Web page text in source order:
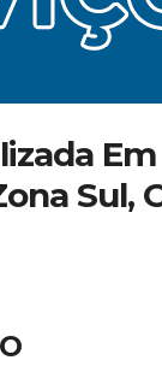
Em
Sul,